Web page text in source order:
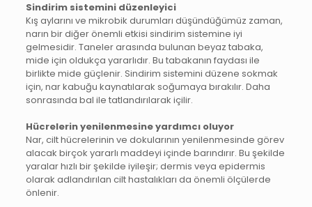
Sindirim sistemini düzenleyici
Kış aylarını ve mikrobik durumları düşündüğümüz zaman,
narın bir diğer önemli etkisi sindirim sistemine iyi
gelmesidir. Taneler arasında bulunan beyaz tabaka,
mide için oldukça yararlıdır. Bu tabakanın faydası ile
birlikte mide güçlenir. Sindirim sistemini düzene sokmak
için, nar kabuğu kaynatılarak soğumaya bırakılır. Daha
sonrasında bal ile tatlandırılarak içilir.
Hücrelerin yenilenmesine yardımcı oluyor
Nar, cilt hücrelerinin ve dokularının yenilenmesinde görev
alacak birçok yararlı maddeyi içinde barındırır. Bu şekilde
yaralar hızlı bir şekilde iyileşir; dermis veya epidermis
olarak adlandırılan cilt hastalıkları da önemli ölçülerde
önlenir.